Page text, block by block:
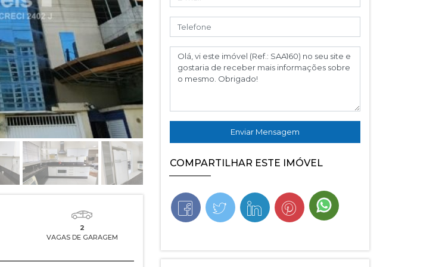
2
VAGAS DE GARAGEM
Enviar Mensagem
COMPARTILHAR ESTE IMÓVEL